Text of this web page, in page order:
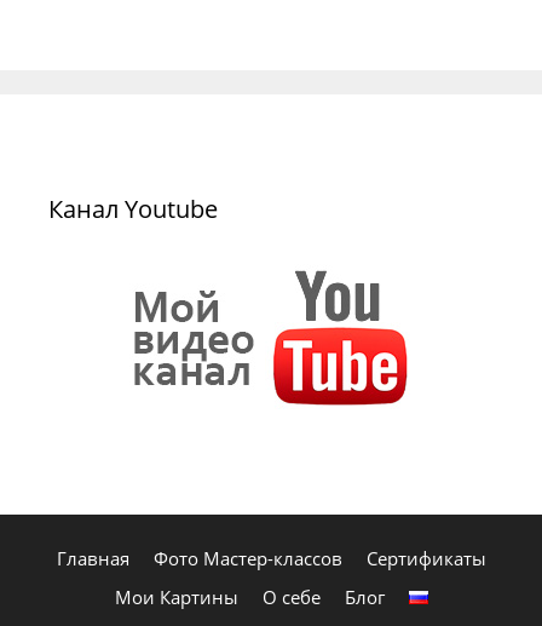
Канал Youtube
Главная Фото Мастер-классов
Сертификаты
Мои Картины
О себе Блог